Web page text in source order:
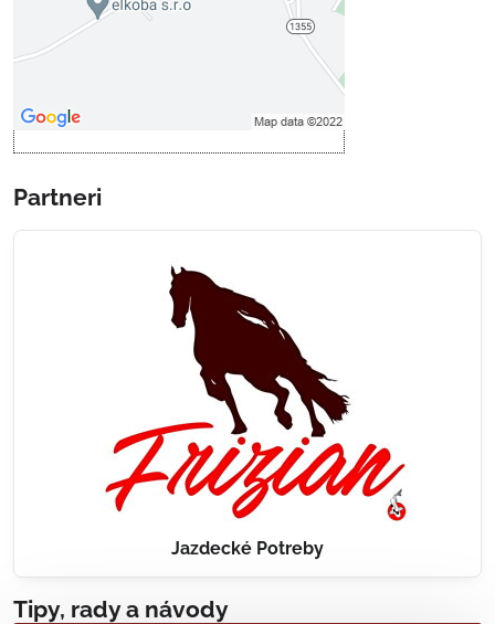
Povoliť a zapamätať - súhlas s
Partneri
Jazdecké Potreby
Tipy, rady a návody